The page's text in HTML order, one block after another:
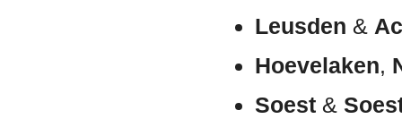
Leusden &
Hoevelaken,
Soest &